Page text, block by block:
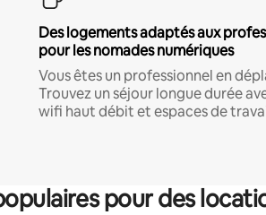
Des logements adaptés aux
pour les nomades numériques
Vous êtes un professionnel en
Trouvez un séjour longue durée
wifi haut débit et espaces de
pour des